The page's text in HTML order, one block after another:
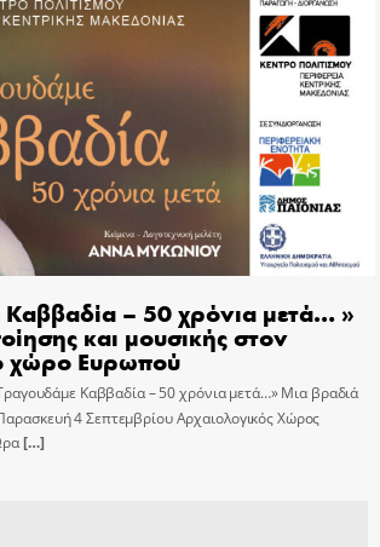
– 50 χρόνια μετά… »
και μουσικής στον
χώρο Ευρωπού
Καββαδία – 50 χρόνια μετά…» Μια βραδιά
4 Σεπτεμβρίου Αρχαιολογικός Χώρος
[…]